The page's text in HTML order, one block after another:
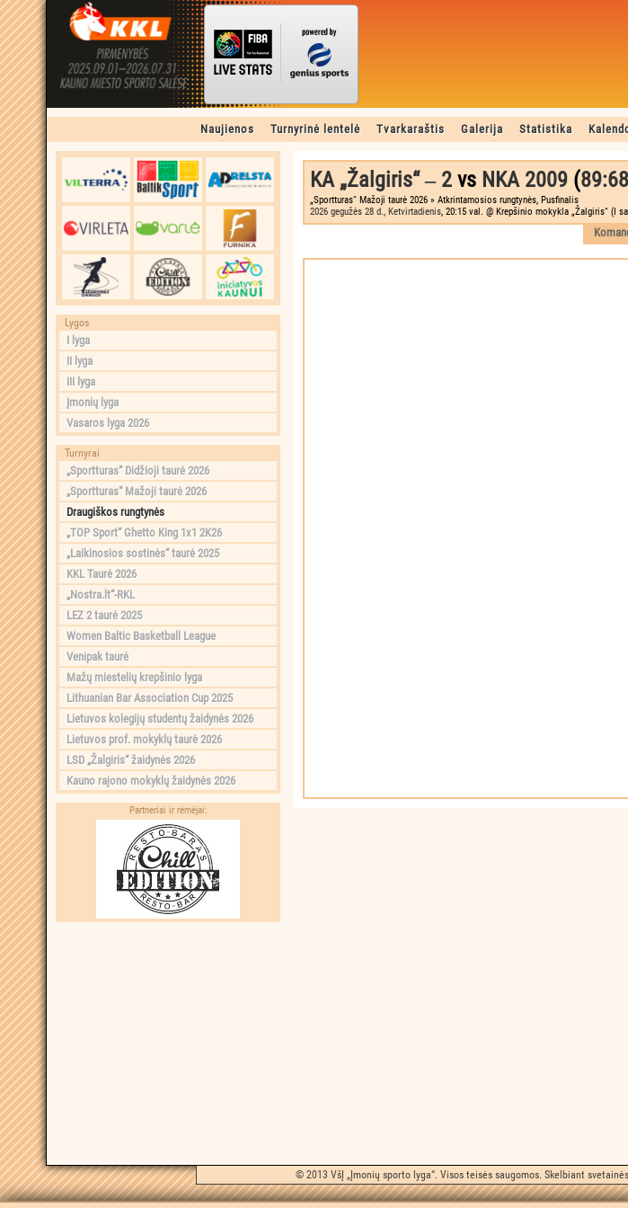
Naujienos Turnyrinė lentelė Tvarkaraštis Galerija Statistika
Lygos
I lyga
II lyga
III lyga
Įmonių lyga
Vasaros lyga 2026
Turnyrai
„Sportturas“ Didžioji taurė 2026
„Sportturas“ Mažoji taurė 2026
Draugiškos rungtynės
„TOP Sport“ Ghetto King 1x1 2K26
„Laikinosios sostinės“ taurė 2025
KKL Taurė 2026
„Nostra.lt“-RKL
LEZ 2 taurė 2025
Women Baltic Basketball League
Venipak taurė
Mažų miestelių krepšinio lyga
Lithuanian Bar Association Cup 2025
Lietuvos kolegijų studentų žaidynės 2026
Lietuvos prof. mokyklų taurė 2026
LSD „Žalgiris“ žaidynės 2026
Kauno rajono mokyklų žaidynės 2026
Partneriai ir rėmėjai:
KA „Žalgiris“ ‒ 2 vs NKA 2009 (89:68
„Sportturas“ Mažoji taurė 2026 » Atkrintamosios rungtynės, Pusfinalis
2026 gegužės 28 d., Ketvirtadienis, 20:15 val. @ Krepšinio mokykla „Žalgiris“ (I
© 2013 VšĮ „Įmonių sporto lyga“. Visos teisės saugomos. Skelbiant